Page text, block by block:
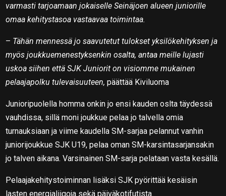
varmasti tarjoamaan jokaiselle Seinäjoen alueen juniorille
omaa kehitystasoa vastaavaa toimintaa.
– Tähän mennessä jo saavutetut tulokset yksilökehityksen ja
myös joukkuemenestyksenkin osalta, antaa meille lujasti
uskoa siihen että SJK Juniorit on visiomme mukainen
pelaajapolku tulevaisuuteen, päättää Kiviluoma
Junioripuolella homma onkin jo ensi kauden oslta täydessä
vauhdissa, sillä moni joukkue pelaa jo talvella omia
turnauksiaan ja viime kaudella SM-sarjaa pelannut vanhin
juniorijoukkue SJK U19, pelaa oman SM-karsintasarjansakin
jo talven aikana. Varsinainen SM-sarja pelataan vasta kesällä.
Pelaajakehitystoiminnan lisäksi SJK pyörittää kesäisin
lasten energialiigoja sekä päiväkotifutista.